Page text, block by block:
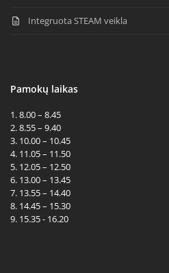
Integruota STEAM veikla
Pamokų laikas
1. 8.00 – 8.45
2. 8.55 – 9.40
3. 10.00 – 10.45
4. 11.05 – 11.50
5. 12.05 – 12.50
6. 13.00 – 13.45
7. 13.55 – 14.40
8. 14.45 – 15.30
9. 15.35 - 16.20